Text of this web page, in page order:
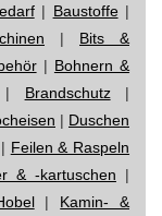
| Baustoffe|
| Bits &
| Bohnern &
| Brandschutz|
| Duschen
| Feilen & Raspeln
& -kartuschen |
| Kamin- &